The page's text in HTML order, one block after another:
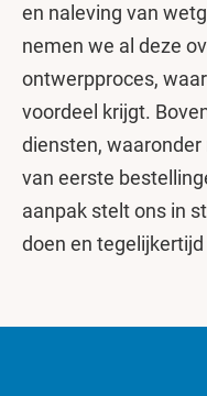
en naleving van
nemen we al deze
ontwerpproces,
voordeel krijgt.
diensten,
van eerste
aanpak stelt ons in
doen en